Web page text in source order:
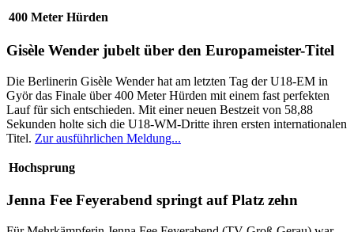
400 Meter Hürden
Gisèle Wender jubelt über den Europameister-Titel
Die Berlinerin Gisèle Wender hat am letzten Tag der U18-EM in
Györ das Finale über 400 Meter Hürden mit einem fast perfekten
Lauf für sich entschieden. Mit einer neuen Bestzeit von 58,88
Sekunden holte sich die U18-WM-Dritte ihren ersten internationalen
Titel. Zur ausführlichen Meldung...
Hochsprung
Jenna Fee Feyerabend springt auf Platz zehn